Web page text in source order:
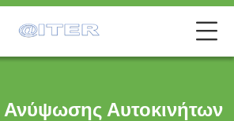
Ανύψωσης Αυτοκινήτων